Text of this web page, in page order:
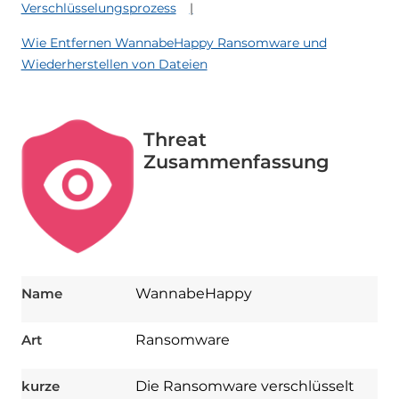
Verschlüsselungsprozess
Wie Entfernen WannabeHappy Ransomware und
Wiederherstellen von Dateien
Threat
Zusammenfassung
Name WannabeHappy
Art Ransomware
kurze
Die Ransomware verschlüsselt